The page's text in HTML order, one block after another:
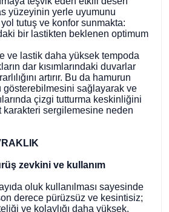
yüzeyinin yerle uyumunu
tutuş ve konfor sunmakta:
bir lastikten beklenen optimum
ve lastik daha yüksek tempoda
dar kısımlarındaki duvarlar
artırır. Bu da hamurun
gösterebilmesini sağlayarak ve
çizgi tutturma keskinliğini
karakteri sergilemesine neden
zevkini ve kullanım
oluk kullanılması sayesinde
derece pürüzsüz ve kesintisiz;
ve kolaylığı daha yüksek.